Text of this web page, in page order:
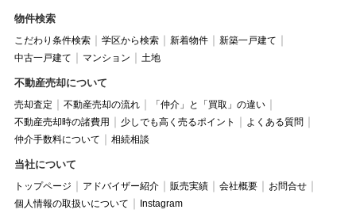
物件検索
こだわり条件検索 学区から検索 新着物件
新築一戸建て
中古一戸建て
マンション 土地
不動産売却について
売却査定 不動産売却の流れ
「仲介」と「買取」の違い
不動産売却時の諸費用
少しでも高く売るポイント
よくある質問
仲介手数料について
相続相談
当社について
トップページ アドバイザー紹介 販売実績 会社概要
お問合せ
個人情報の取扱いについて
Instagram